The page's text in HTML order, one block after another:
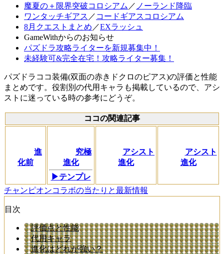
魔夏の＋限界突破コロシアム ／ ノーランド降臨
ワンタッチギアス ／ コードギアスコロシアム
8月クエストまとめ ／EXラッシュ
GameWithからのお知らせ
パズドラ攻略ライターを新規募集中！
未経験可&完全在宅！攻略ライター募集！
パズドラココ装備(双面の赤きドクロのピアス)の評価と性能
まとめです。役割別の代用キャラも掲載しているので、アシ
ストに迷っている時の参考にどうぞ。
ココの関連記事
進
化前
究極
進化
▶テンプレ
アシスト
進化
アシスト
進化
チャンピオンコラボの当たりと最新情報
目次
評価点と性能
代用キャラ
進化はどれが強い？